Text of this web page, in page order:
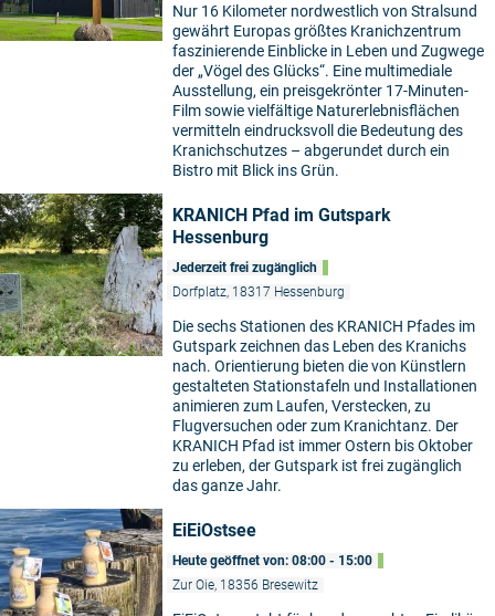
Nur 16 Kilometer nordwestlich von Stralsund
gewährt Europas größtes Kranichzentrum
faszinierende Einblicke in Leben und Zugwege
der „Vögel des Glücks“. Eine multimediale
Ausstellung, ein preisgekrönter 17-Minuten-
Film sowie vielfältige Naturerlebnisflächen
vermitteln eindrucksvoll die Bedeutung des
Kranichschutzes – abgerundet durch ein
Bistro mit Blick ins Grün.
KRANICH Pfad im Gutspark
Hessenburg
Jederzeit frei zugänglich
Dorfplatz, 18317 Hessenburg
Die sechs Stationen des KRANICH Pfades im
Gutspark zeichnen das Leben des Kranichs
nach. Orientierung bieten die von Künstlern
gestalteten Stationstafeln und Installationen
animieren zum Laufen, Verstecken, zu
Flugversuchen oder zum Kranichtanz. Der
KRANICH Pfad ist immer Ostern bis Oktober
zu erleben, der Gutspark ist frei zugänglich
das ganze Jahr.
EiEiOstsee
Heute geöffnet von: 08:00 - 15:00
Zur Oie, 18356 Bresewitz